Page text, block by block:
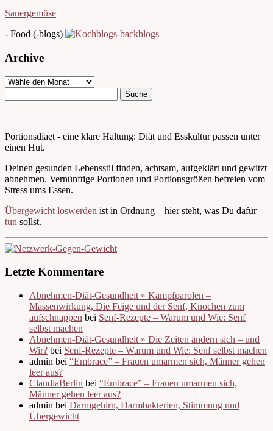
Sauergemüse
- Food (-blogs)
Archive
Portionsdiaet - eine klare Haltung: Diät und Esskultur passen unter
einen Hut.
Deinen gesunden Lebensstil finden, achtsam, aufgeklärt und gewitzt
abnehmen. Vernünftige Portionen und Portionsgrößen befreien vom
Stress ums Essen.
Übergewicht loswerden ist in Ordnung – hier steht, was Du dafür
tun sollst.
Letzte Kommentare
Abnehmen-Diät-Gesundheit » Kampfparolen –
Massenwirkung, Die Feige und der Senf, Knochen zum
aufschnappen bei Senf-Rezepte – Warum und Wie: Senf
selbst machen
Abnehmen-Diät-Gesundheit » Die Zeiten ändern sich – und
Wir? bei Senf-Rezepte – Warum und Wie: Senf selbst machen
admin bei “Embrace” – Frauen umarmen sich, Männer gehen
leer aus?
ClaudiaBerlin bei “Embrace” – Frauen umarmen sich,
Männer gehen leer aus?
admin bei Darmgehirn, Darmbakterien, Stimmung und
Übergewicht